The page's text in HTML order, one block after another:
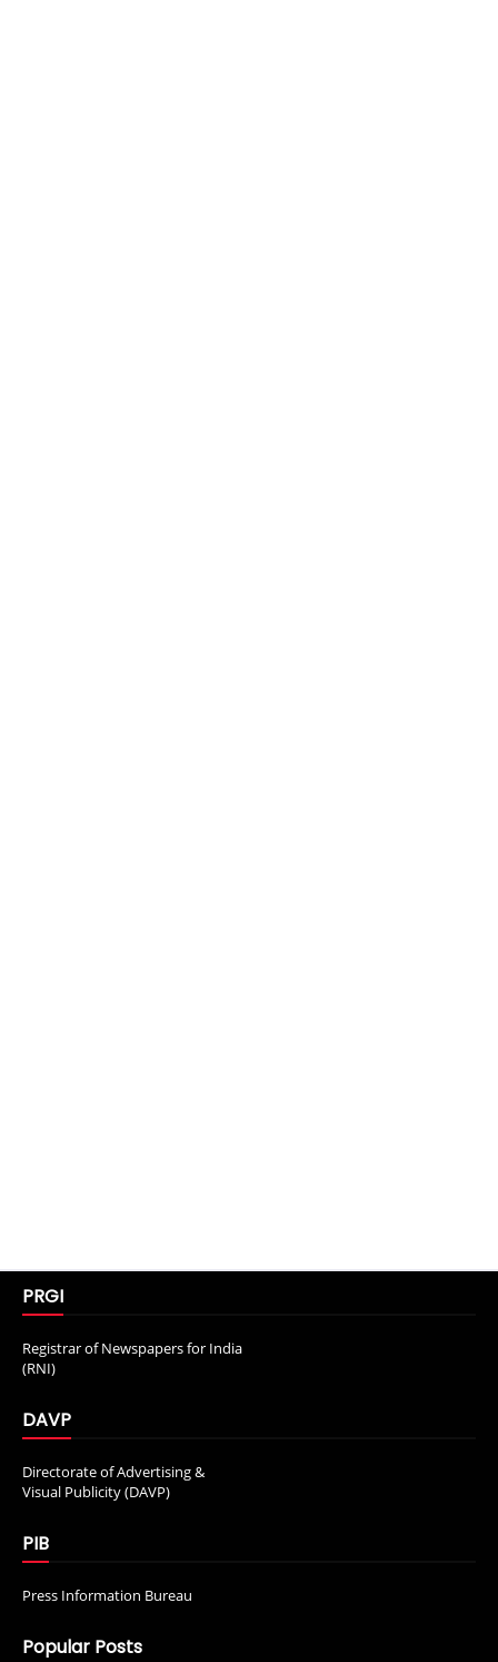
PRGI
Registrar of Newspapers for India
(RNI)
DAVP
Directorate of Advertising &
Visual Publicity (DAVP)
PIB
Press Information Bureau
Popular Posts